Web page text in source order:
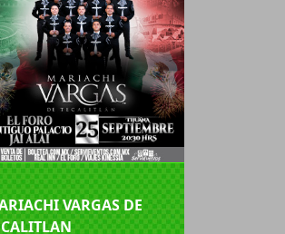
VARGAS DE